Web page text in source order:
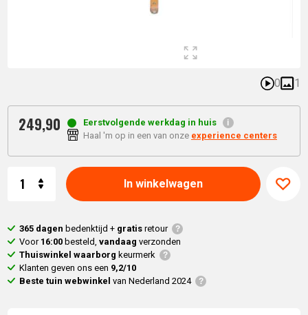
0 1
249,90
Eerstvolgende werkdag in huis
Haal 'm op in een van onze experience centers
In winkelwagen
365 dagen bedenktijd + gratisretour
Voor 16:00 besteld,vandaag verzonden
Thuiswinkel waarborg keurmerk
Klanten geven ons een 9,2/10
Beste tuin webwinkel van Nederland 2024